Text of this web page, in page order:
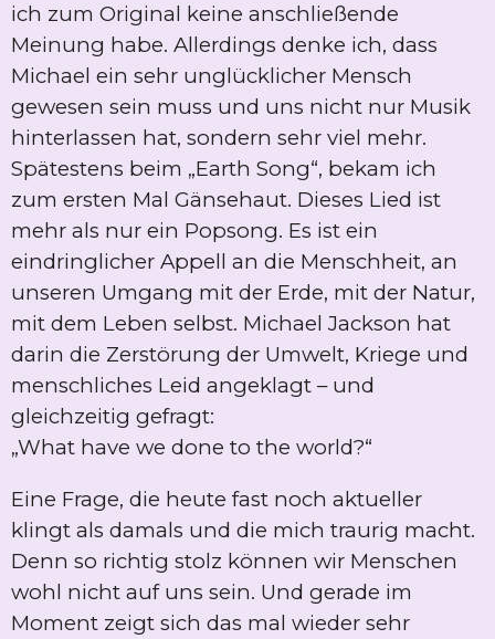
ich zum Original keine anschließende
Meinung habe. Allerdings denke ich, dass
Michael ein sehr unglücklicher Mensch
gewesen sein muss und uns nicht nur Musik
hinterlassen hat, sondern sehr viel mehr.
Spätestens beim „Earth Song“, bekam ich
zum ersten Mal Gänsehaut. Dieses Lied ist
mehr als nur ein Popsong. Es ist ein
eindringlicher Appell an die Menschheit, an
unseren Umgang mit der Erde, mit der Natur,
mit dem Leben selbst. Michael Jackson hat
darin die Zerstörung der Umwelt, Kriege und
menschliches Leid angeklagt – und
gleichzeitig gefragt:
„What have we done to the world?“
Eine Frage, die heute fast noch aktueller
klingt als damals und die mich traurig macht.
Denn so richtig stolz können wir Menschen
wohl nicht auf uns sein. Und gerade im
Moment zeigt sich das mal wieder sehr